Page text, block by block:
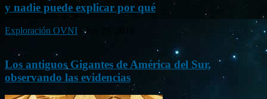
y nadie puede explicar por qué
Exploración OVNI - Jun 29, 2018
Los antiguos Gigantes de América del Sur,
observando las evidencias